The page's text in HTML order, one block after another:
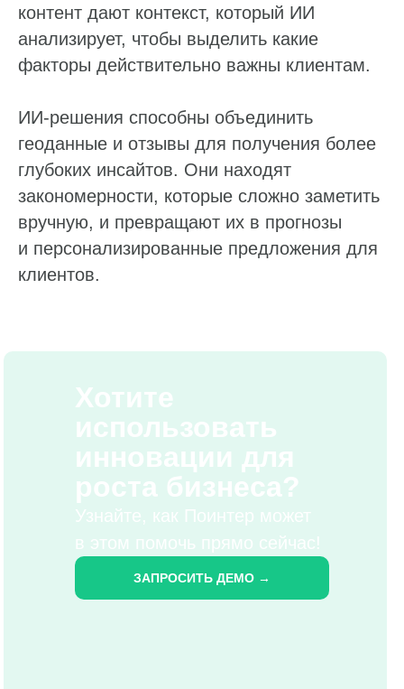
контент дают контекст, который ИИ
анализирует, чтобы выделить какие
факторы действительно важны клиентам.
ИИ‑решения способны объединить
геоданные и отзывы для получения более
глубоких инсайтов. Они находят
закономерности, которые сложно заметить
вручную, и превращают их в прогнозы
и персонализированные предложения для
клиентов.
Хотите
использовать
инновации для
роста бизнеса?
Узнайте, как Поинтер может
в этом помочь прямо сейчас!
ЗАПРОСИТЬ ДЕМО →